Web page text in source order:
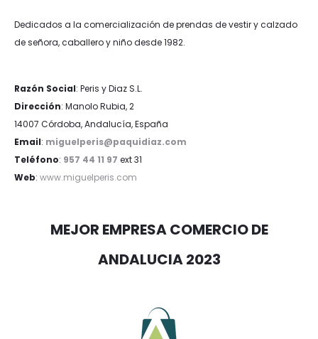
Dedicados a la comercialización de prendas de vestir y calzado
de señora, caballero y niño desde 1982.
Razón Social: Peris y Diaz S.L.
Dirección: Manolo Rubia, 2
14007 Córdoba, Andalucía, España
Email: miguelperis@paquidiaz.com
Teléfono: 957 44 11 97 ext 31
Web: www.miguelperis.com
MEJOR EMPRESA COMERCIO DE
ANDALUCIA 2023